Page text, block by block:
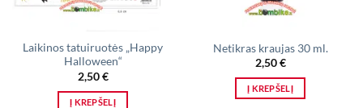
on
product
page
Laikinos tatuiruotės „Happy
Halloween“
2,50€
Į KREPŠELĮ
Netikras kraujas 30 ml.
2,50€
Į KREPŠELĮ